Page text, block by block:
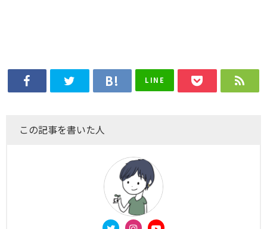
LINE
この記事を書いた人